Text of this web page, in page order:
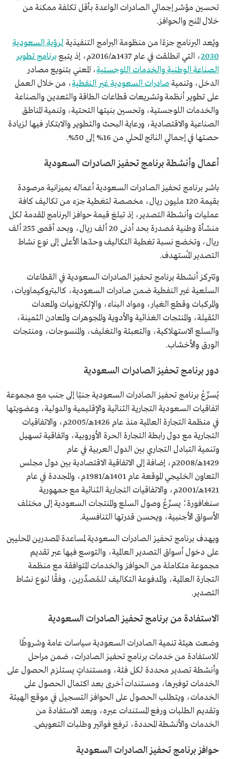
تحسين مؤشر إجمالي الصادرات الواعدة بأقل تكلفة ممكنة من
خلال المنح والحوافز.
ويُعد البرنامج جزءًا من منظومة البرامج التنفيذية لرؤية السعودية
2030، التي انطلقت في عام 1437هـ/2016م، إذ يتبع
برنامج تطوير
الصناعة الوطنية والخدمات اللوجستية، المعني بتنويع مصادر
الدخل، وتنميةصادرات السعودية غير النفطية، من خلال العمل
على تطوير أنظمة وتشريعات قطاعات الطاقة والتعدين والصناعة
والخدمات اللوجستية، وتحسين بنيتها التحتية، وتنمية المناطق
الصناعية والاقتصادية، ورعاية البحث والتطوير والابتكار فيها لزيادة
حصتها في إجمالي الناتج المحلي من 16% إلى 50%.
أعمال وأنشطة برنامج تحفيز الصادرات السعودية
باشر برنامج تحفيز الصادرات السعودية أعماله بميزانية مرصودة
بقيمة 120 مليون ريال، مخصصة لتغطية جزء من تكاليف كافة
عمليات وأنشطة التصدير، إذ تبلغ قيمة حوافز البرنامج المقدمة لكل
منشأة وطنية مُصدرة بحد أدنى 20 ألف ريال، وبحد أقصى 255 ألف
ريال، وتخضع نسبة تغطية التكاليف وحدّها الأعلى إلى نوع نشاط
التصدير المُستهدف.
وتتركز أنشطة برنامج تحفيز الصادرات السعودية في القطاعات
السلعية غير النفطية ضمن صادرات السعودية، كالبتروكيماويات،
والمركبات وقطع الغيار، ومواد البناء، والإلكترونيات والمعدات
الثقيلة، والمنتجات الغذائية والأدوية والمجوهرات والمعادن الثمينة،
والسلع الاستهلاكية، والتعبئة والتغليف، والمنسوجات، ومنتجات
الورق والأخشاب.
دور برنامج تحفيز الصادرات السعودية
يُسرِّعُ برنامج تحفيز الصادرات السعودية جنبًا إلى جنب مع مجموعة
اتفاقيات السعودية التجارية الثنائية والإقليمية والدولية، وعضويتها
في منظمة التجارة العالمية منذ عام 1426هـ/2005م، والاتفاقيات
التجارية مع دول رابطة التجارة الحرة الأوروبية، واتفاقية تسهيل
وتنمية التبادل التجاري بين الدول العربية في عام
1429هـ/2008م، إضافة إلى الاتفاقية الاقتصادية بين دول مجلس
التعاون الخليجي الموقعة عام 1401هـ/1981م، والمجددة في عام
1421هـ/2001م، والاتفاقيات التجارية الثنائية مع جمهورية
سنغافورة؛ يسرِّعُ وصول السلع والمنتجات السعودية إلى مختلف
الأسواق الأجنبية، ويحسن قدرتها التنافسية.
ويهدف برنامج تحفيز الصادرات السعودية لمساعدة المصدرين المحليين
على دخول أسواق التصدير العالمية، والتوسع فيها عبر تقديم
مجموعة متكاملة من الحوافز والخدمات المتوافقة مع منظمة
التجارة العالمية، والمدفوعة التكاليف للمُصدِّرين، وفقًا لنوع نشاط
التصدير.
الاستفادة من برنامج تحفيز الصادرات السعودية
وضعت هيئة تنمية الصادرات السعودية سياسات عامة وشروطًا
للاستفادة من خدمات برنامج تحفيز الصادرات، ضمن مراحل
وأنشطة تصدير محددة لكل فئة، ومستنداتٍ يستلزم الحصول على
الخدمات توفيرها، ومستندات أخرى بعد اكتمال الحصول على
الخدمات، ويتطلب الحصول على الحوافز التسجيل في موقع الهيئة
وتقديم الطلبات ورفع المستندات عبره، وبعد الاستفادة من
الخدمات والأنشطة المحددة، ترفع فواتير وطلبات التعويض.
حوافز برنامج تحفيز الصادرات السعودية